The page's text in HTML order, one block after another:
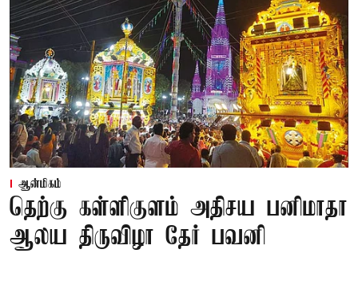
ஆன்மிகம்
தெற்கு கள்ளிகுளம் அதிசய பனிமாதா
ஆலய திருவிழா தேர் பவனி